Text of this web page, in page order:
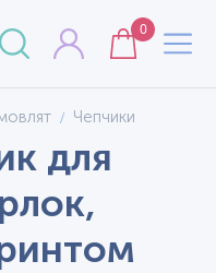
0
Чепчики
для